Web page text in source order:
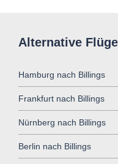
Alternative
Hamburg nach Billings
Frankfurt nach Billings
Nürnberg nach Billings
Berlin nach Billings